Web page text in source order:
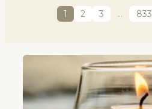
1 2 3 … 833